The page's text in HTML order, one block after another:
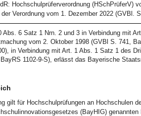
Hochschulprüferverordnung (HSchPrüferV)
Verordnung vom 1. Dezember 2022 (GVBl.
Abs. 6 Satz 1 Nrn. 2 und 3 in Verbindung mit
vom 2. Oktober 1998 (GVBl S. 741,
in Verbindung mit Art. 1 Abs. 1 Satz 1 des
1102-9-S), erlässt das Bayerische
gilt für Hochschulprüfungen an Hochschulen
(BayHIG)